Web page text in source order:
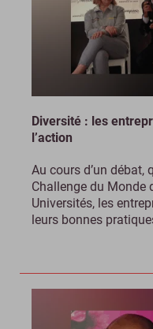
Diversité : les
l’action
Au cours d’un débat,
Challenge du Monde
Universités, les
leurs bonnes